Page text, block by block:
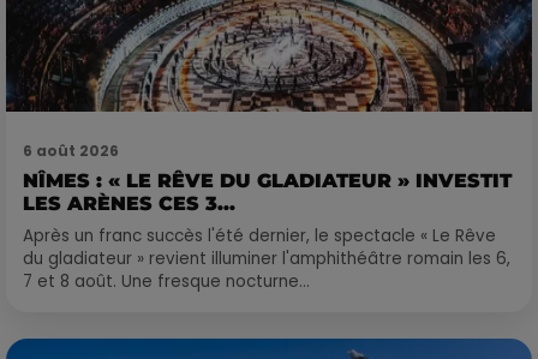
6 août 2026
NÎMES : « LE RÊVE DU GLADIATEUR » INVESTIT
LES ARÈNES CES 3...
Après un franc succès l'été dernier, le spectacle « Le Rêve
du gladiateur » revient illuminer l'amphithéâtre romain les 6,
7 et 8 août. Une fresque nocturne...